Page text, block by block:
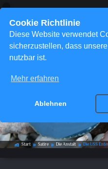
Cookie Richtlinie
Diese Website verwendet
sicherzustellen, dass
nutzbar ist.
Mehr erfahren
Ablehnen
Die USS
Erde
home_work Start double_arrow Satire double_arrow Die Anstalt double_arrow Die USS